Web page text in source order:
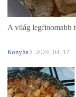
A világ legfinomabb
Konyha 2026. 04. 12.